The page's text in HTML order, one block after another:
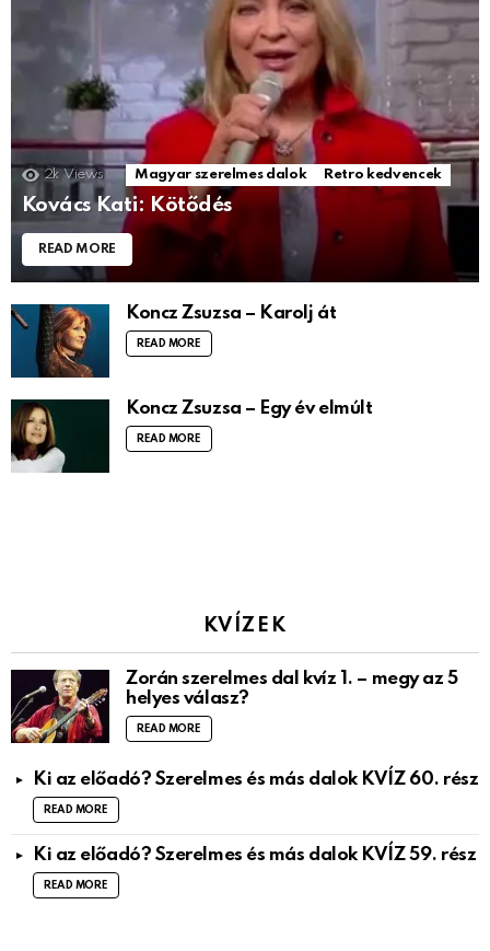
2k Views Magyar szerelmes dalok Retro kedvencek
Kovács Kati: Kötődés
READ MORE
Koncz Zsuzsa – Karolj át
READ MORE
Koncz Zsuzsa – Egy év elmúlt
READ MORE
KVÍZEK
Zorán szerelmes dal kvíz 1. – megy az 5
helyes válasz?
READ MORE
Ki az előadó? Szerelmes és más dalok KVÍZ 60. rész
READ MORE
Ki az előadó? Szerelmes és más dalok KVÍZ 59. rész
READ MORE